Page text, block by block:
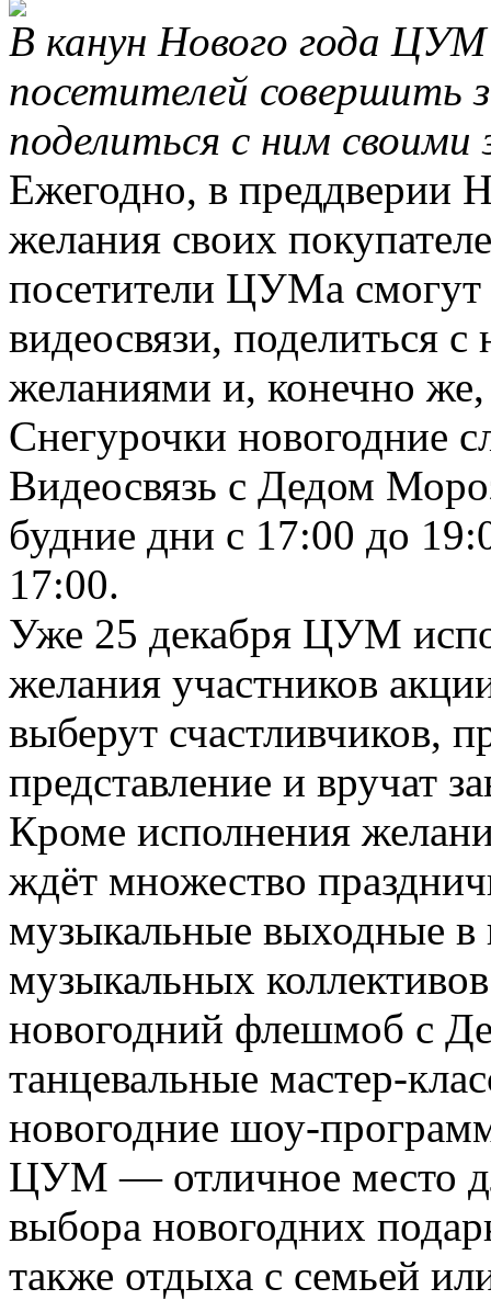
В канун Нового года
посетителей совершить
поделиться с ним
Ежегодно, в преддверии
желания своих
посетители ЦУМа
видеосвязи, поделиться
желаниями и, конечно
Снегурочки новогодние
Видеосвязь с Дедом
будние дни с 17:00 до
17:00.
Уже 25 декабря ЦУМ
желания участников
выберут счастливчиков,
представление и вручат
Кроме исполнения
ждёт множество
музыкальные выходные в
музыкальных
новогодний флешмоб с
танцевальные мастер-
новогодние шоу-
ЦУМ — отличное место
выбора новогодних
также отдыха с семьей